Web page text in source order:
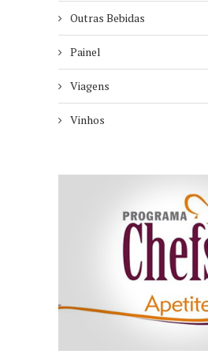
Outras Bebidas
Painel
Viagens
Vinhos